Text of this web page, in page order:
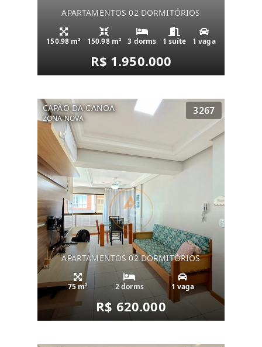
APARTAMENTOS 02 DORMITÓRIOS
150.98 m² 150.98 m² 3 dorms 1 suíte 1 vaga
R$ 1.950.000
CAPÃO DA CANOA
ZONA NOVA
3267
APARTAMENTOS 02 DORMITÓRIOS
75 m² 2 dorms 1 vaga
R$ 620.000